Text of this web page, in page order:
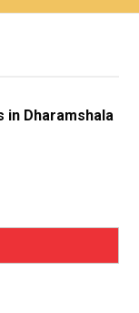
in Dharamshala